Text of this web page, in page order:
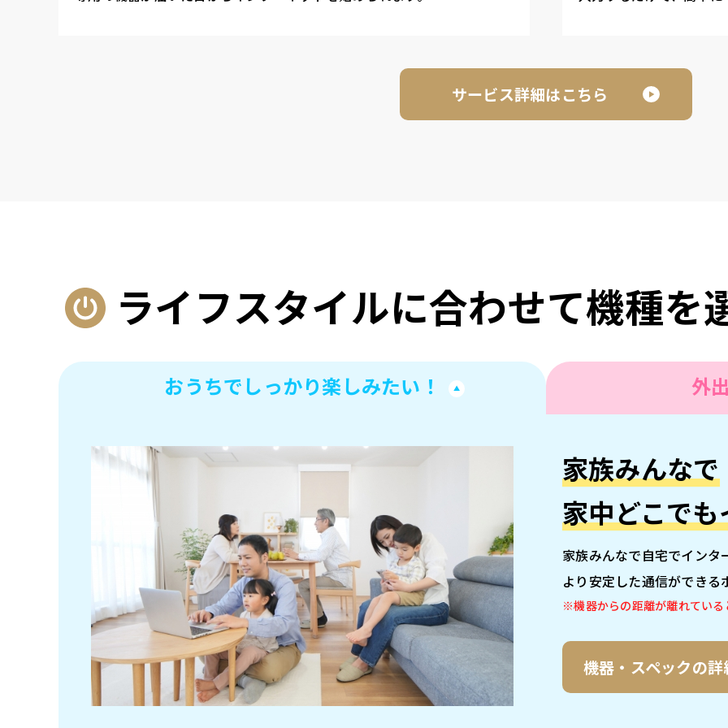
サービス詳細はこちら
ライフスタイルに合わせて機種を
おうちでしっかり楽しみたい！ 外
家族みんなで
家中どこで
家族みんなで自宅でイン
より安定した通信ができ
※機器からの距離が離れてい
機器・スペックの